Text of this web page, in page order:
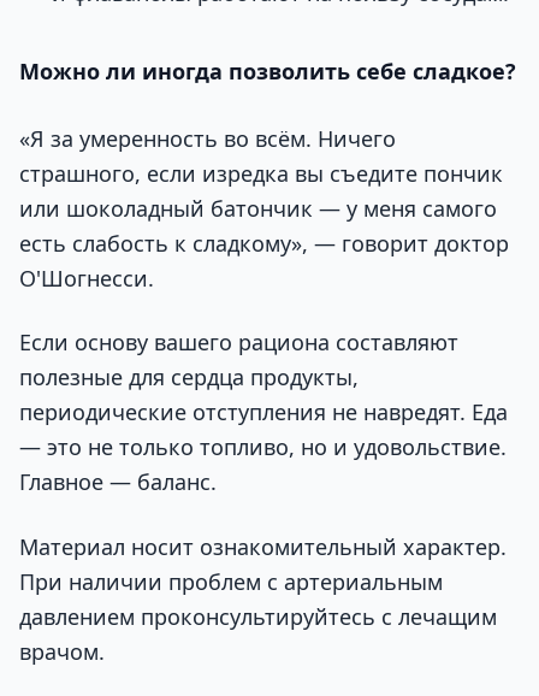
Можно ли иногда позволить себе сладкое?
«Я за умеренность во всём. Ничего
страшного, если изредка вы съедите пончик
или шоколадный батончик — у меня самого
есть слабость к сладкому», — говорит доктор
О'Шогнесси.
Если основу вашего рациона составляют
полезные для сердца продукты,
периодические отступления не навредят. Еда
— это не только топливо, но и удовольствие.
Главное — баланс.
Материал носит ознакомительный характер.
При наличии проблем с артериальным
давлением проконсультируйтесь с лечащим
врачом.